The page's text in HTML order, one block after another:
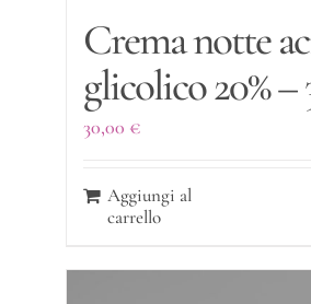
Crema notte
glicolico 20% –
30,00 €
Aggiungi al
carrello